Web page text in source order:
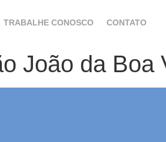
TRABALHE CONOSCO CONTATO
João da Boa